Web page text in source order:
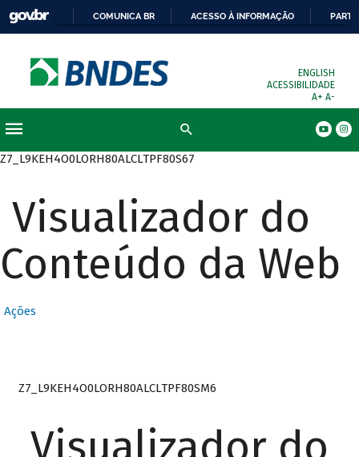
COMUNICA BR ACESSO À INFORMAÇÃO
ENGLISH
ACESSIBILIDADE
A+ A-
Z7_L9KEH4O0LORH80ALCLTPF80S67
Visualizador do
Conteúdo da Web
Ações
Z7_L9KEH4O0LORH80ALCLTPF80SM6
Visualizador do